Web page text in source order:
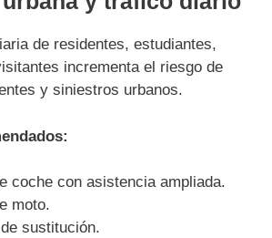
de residentes, estudiantes,
incrementa el riesgo de
y siniestros urbanos.
coche con asistencia ampliada.
moto.
sustitución.